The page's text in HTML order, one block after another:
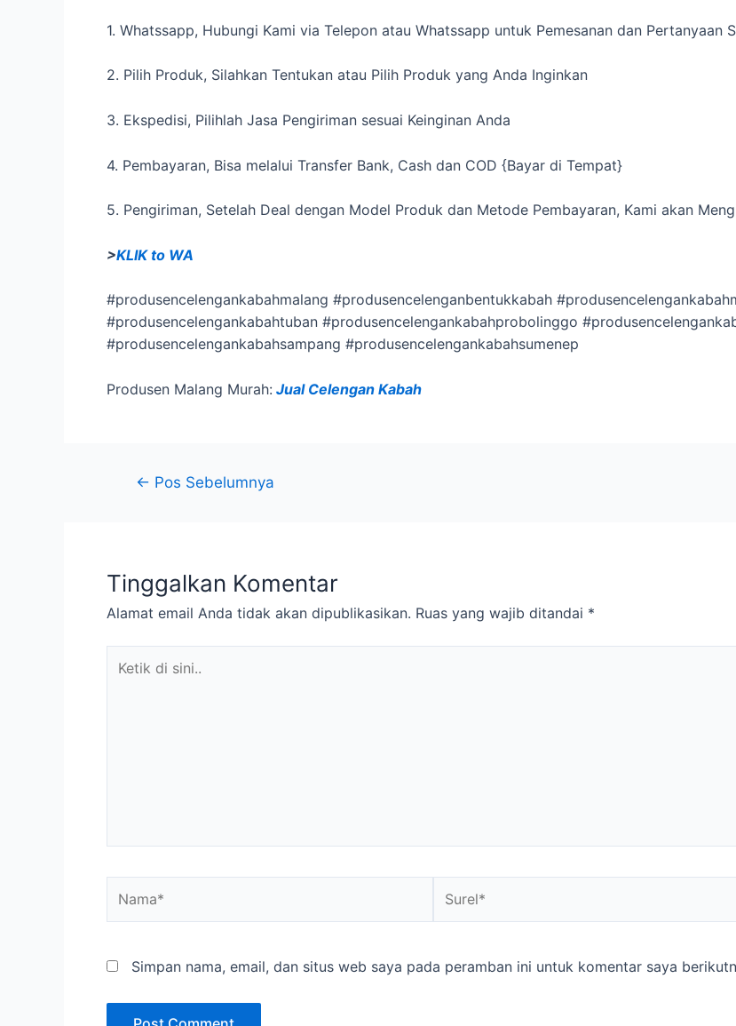
1. Whatssapp, Hubungi Kami via Telepon atau Whatssapp untuk Pemesanan dan Pertanyaan
2. Pilih Produk, Silahkan Tentukan atau Pilih Produk yang Anda Inginkan
3. Ekspedisi, Pilihlah Jasa Pengiriman sesuai Keinginan Anda
4. Pembayaran, Bisa melalui Transfer Bank, Cash dan COD {Bayar di Tempat}
5. Pengiriman, Setelah Deal dengan Model Produk dan Metode Pembayaran, Kami akan
>KLIK to WA
#produsencelengankabahmalang #produsencelenganbentukkabah
#produsencelengankabahtuban #produsencelengankabahprobolinggo
#produsencelengankabahsampang #produsencelengankabahsumenep
Produsen Malang Murah: Jual Celengan Kabah
← Pos Sebelumnya
Tinggalkan Komentar
Alamat email Anda tidak akan dipublikasikan. Ruas yang wajib ditandai *
Simpan nama, email, dan situs web saya pada peramban ini untuk komentar saya